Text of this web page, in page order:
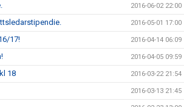
2016-06-02 22:00
2016-05-01 17:00
17! 2016-04-14 06:09
2016-04-05 09:59
18 2016-03-22 21:54
2016-03-13 21:45